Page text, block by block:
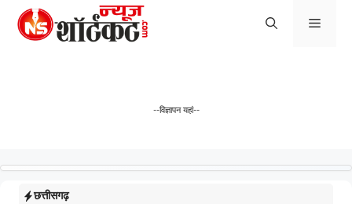
Skip
--विज्ञापन यहां--
छत्तीसगढ़